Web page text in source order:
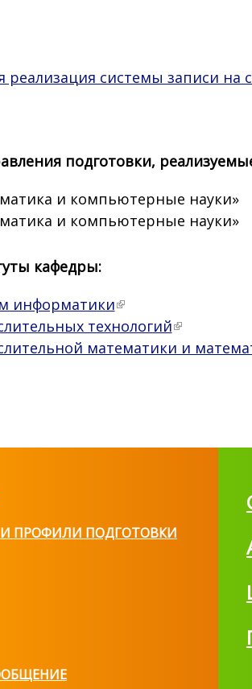
реализация системы записи на
подготовки,
и компьютерные науки»
и компьютерные науки»
кафедры:
информатики
технологий
математики и
ПРОФИЛИ ПОДГОТОВКИ